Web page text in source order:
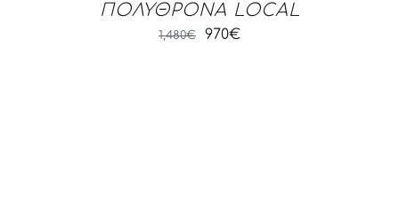
ΠΟΛΥΘΡΟΝΑ LOCAL
1,480€
Original
970€Current